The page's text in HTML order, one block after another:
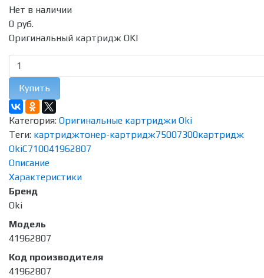
Нет в наличии
0 руб.
Оригинальный картридж OKI
Купить
Категория: Оригинальные картриджи Oki
Теги: картриджтонер-картридж75007300картридж
OkiC710041962807
Описание
Характеристики
Бренд
Oki
Модель
41962807
Код производителя
41962807